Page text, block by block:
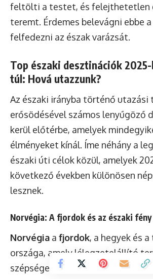
feltölti a testet, és felejthetetlen
teremt. Érdemes belevágni ebbe
felfedezni az észak varázsát.
Top északi desztinációk
túl: Hová utazzunk?
Az északi irányba történő utazási
erősödésével számos lenyűgöző
kerül előtérbe, amelyek
élményeket kínál. Íme néhány a
északi úti célok közül, amelyek
következő években különösen
lesznek.
Norvégia: A fjordok és az északi
Norvégia a fjordok, a hegyek és
országa, amely lélegzetelállító
szépségekkel büszkélkedik. Az